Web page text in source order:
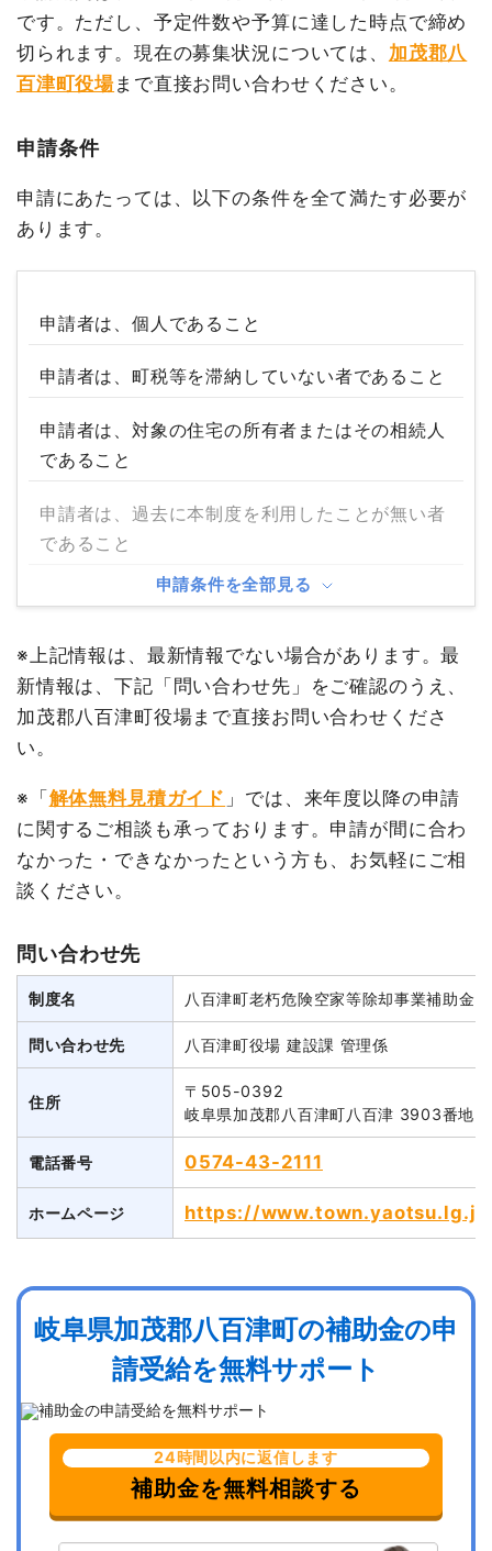
です。ただし、予定件数や予算に達した時点で締め
切られます。現在の募集状況については、 加茂郡八
百津町役場まで直接お問い合わせください。
申請条件
申請にあたっては、以下の条件を全て満たす必要が
あります。
申請者は、個人であること
申請者は、町税等を滞納していない者であること
申請者は、対象の住宅の所有者またはその相続人
であること
申請者は、過去に本制度を利用したことが無い者
であること
申請条件を全部見る
※上記情報は、最新情報でない場合があります。最
新情報は、下記「問い合わせ先」をご確認のうえ、
加茂郡八百津町役場まで直接お問い合わせくださ
い。
※「解体無料見積ガイド 」では、来年度以降の申請
に関するご相談も承っております。申請が間に合わ
なかった・できなかったという方も、お気軽にご相
談ください。
問い合わせ先
制度名 八百津町老朽危険空家等除却事業補助金
問い合わせ先 八百津町役場 建設課 管理係
住所
〒505-0392
岐阜県加茂郡八百津町八百津 3903番地2
電話番号 0574-43-2111
ホームページ https://
岐阜県加茂郡八百津町の補助金の申
請受給を無料サポート
24時間以内に返信します
補助金を無料相談する